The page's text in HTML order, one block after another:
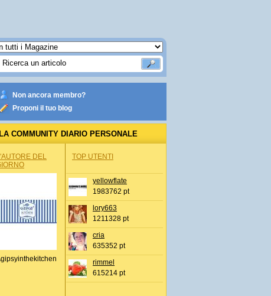
Non ancora membro?
Proponi il tuo blog
LA COMMUNITY DIARIO PERSONALE
DEL
TOP UTENTI
yellowflate
1983762 pt
lory663
1211328 pt
cria
635352 pt
rimmel
615214 pt